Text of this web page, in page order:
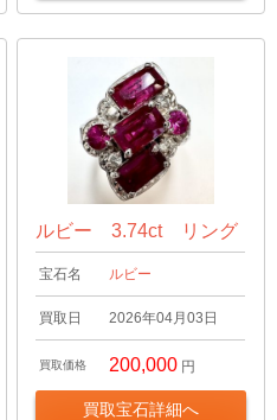
ルビー 3.74ct リング
宝石名 ルビー
買取日 2026年04月03日
買取価格 200,000 円
買取宝石詳細へ